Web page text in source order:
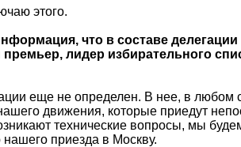
этого.
что в составе
премьер, лидер избирательного
еще не определен. В нее, в любом
движения, которые приедут
технические вопросы, мы
приезда в Москву.